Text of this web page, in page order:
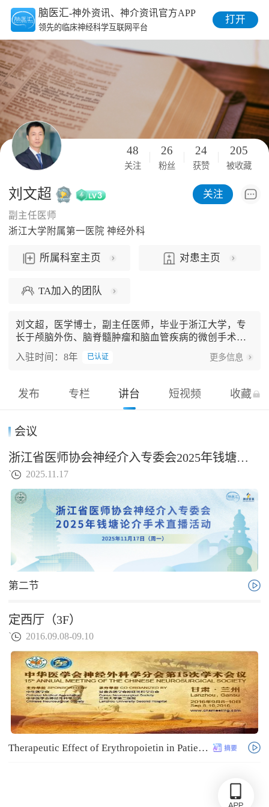
脑医汇-神外资讯、神介资讯官方APP
领先的临床神经科学互联网平台
打开
48
关注
26
粉丝
24
获赞
205
被收藏
刘文超 关注
副主任医师
浙江大学附属第一医院 神经外科
所属科室主页 对患主页
TA加入的团队
刘文超，医学博士，副主任医师，毕业于浙江大学，专
长于颅脑外伤、脑脊髓肿瘤和脑血管疾病的微创手术；
尤其擅长各种脑血管疾病（颅内动脉瘤，动静脉畸形
（瘘），烟雾病，颅内动脉狭窄）的微创，搭桥和介入
基础研究，具有较强的科学研究能力，Journal of NeuroIn
terventional Surgery（JNIS）杂志中文版青年编委。主持
并参与多项国家自然科学基金和浙江省自然科学基金，
浙江省卫生厅科研基金等省部级研究课题，近年来以第
一作者在Journal of Neurosurgery等TOP期刊发表多篇SCI
科研论文。
入驻时间：8年 已认证 更多信息
发布 专栏 讲台 短视频 收藏
会议
浙江省医师协会神经介入专委会2025年钱塘论介手术直播活动
` 2025.11.17
第二节
定西厅（3F）
` 2016.09.08-09.10
Therapeutic Effect of Erythropoietin in Patients with Traumatic Brain Injury: A Meta-Analysis of Randomized Controlled Trials